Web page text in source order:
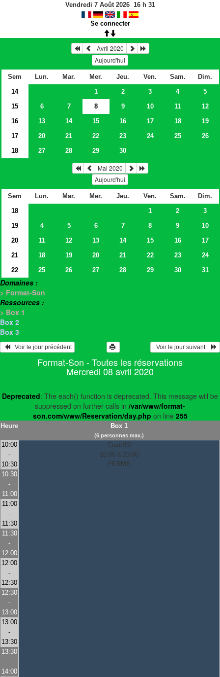
Vendredi 7 Août 2026 16h 31
Se connecter
Avril 2020
Aujourd'hui
Sem Lun. Mar. Mer. Jeu. Ven. Sam.
Dim.
14
1 2 3 4
5
15
6 7 8 9 10 11
12
16
13 14 15 16 17 18
19
17
20 21 22 23 24 25
26
18
27 28 29 30
Mai 2020
Aujourd'hui
Sem Lun. Mar. Mer. Jeu. Ven. Sam.
Dim.
18
1 2
3
19
4 5 6 7 8 9
10
20
11 12 13 14 15 16
17
21
18 19 20 21 22 23
24
22
25 26 27 28 29 30 31
Domaines :
> Format-Son
Ressources :
> Box 1
Box 2
Box 3
   Voir le jour précédent
  Voir le jour suivant
Format-Son - Toutes les réservations
Mercredi 08 avril 2020
Deprecated: The each() function is deprecated. This message will be
suppressed on further calls in /var/www/format-
son.com/www/Reservation/day.php on line 255
Heure Box 1
(6 personnes max.)
10:00
-
10:30
Covid19
10:00 à 23:00
FERME
10:30
-
11:00
11:00
-
11:30
11:30
-
12:00
12:00
-
12:30
12:30
-
13:00
13:00
-
13:30
13:30
-
14:00